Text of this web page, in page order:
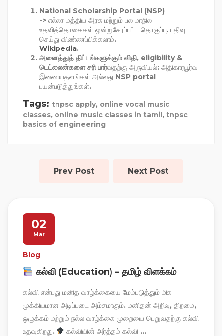
National Scholarship Portal (NSP)
-> எல்லா மத்திய அரசு மற்றும் பல மாநில
உதவித்தொகைகள் ஒன்றுசேரப்பட்ட தொகுப்பு. பதிவு
செய்து விண்ணப்பிக்கலாம்.
Wikipedia.
அனைத்துத் திட்டங்களுக்கும் விதி, eligibility &
டெட்லைன்களை சரி பார்வதற்கு அருவியல்: அதிகாரபூர்வ
இணையதளங்கள் அல்லது NSP portal
பயன்படுத்துங்கள்.
Tags: tnpsc apply, online vocal music
classes, online music classes in tamil, tnpsc
basics of engineering
Prev Post Next Post
02
Mar
Blog
கல்வி (Education) – தமிழ் விளக்கம்
கல்வி என்பது மனித வாழ்க்கையை மேம்படுத்தும் மிக
முக்கியமான அடிப்படை அம்சமாகும். மனிதன் அறிவு, திறமை,
ஒழுக்கம் மற்றும் நல்ல வாழ்க்கை முறையை பெறுவதற்கு கல்வி
உதவுகிறது.
கல்வியின் அர்த்தம் கல்வி ...